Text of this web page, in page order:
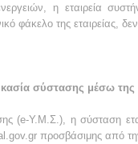
η εταιρεία
φάκελο της εταιρείας,
σύστασης μέσω
(e-Υ.Μ.Σ.), η σύσταση
προσβάσιμης από